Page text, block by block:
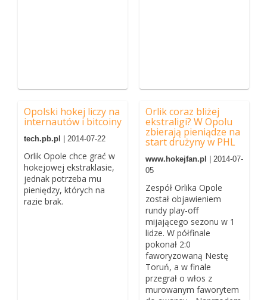
Opolski hokej liczy na
internautów i bitcoiny
tech.pb.pl | 2014-07-22
Orlik Opole chce grać w
hokejowej ekstraklasie,
jednak potrzeba mu
pieniędzy, których na
razie brak.
Orlik coraz bliżej
ekstraligi? W Opolu
zbierają pieniądze na
start drużyny w PHL
www.hokejfan.pl | 2014-07-
05
Zespół Orlika Opole
został objawieniem
rundy play-off
mijającego sezonu w 1
lidze. W półfinale
pokonał 2:0
faworyzowaną Nestę
Toruń, a w finale
przegrał o włos z
murowanym faworytem